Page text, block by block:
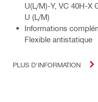
U(L/M)-Y, VC 40H-X
U (L/M)
Informations
Flexible antistatique
PLUS D'INFORMATION